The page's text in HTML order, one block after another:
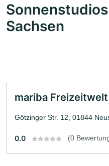
Sachsen
mariba
Götzinger Str. 12, 01844
0.0 (0